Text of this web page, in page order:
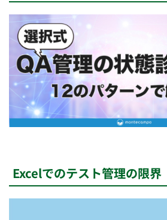
Excelでのテスト管理の限界